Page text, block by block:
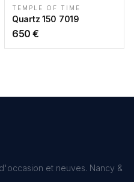
TEMPLE OF TIME
Quartz 150 7019
650 €
et neuves. Nancy &